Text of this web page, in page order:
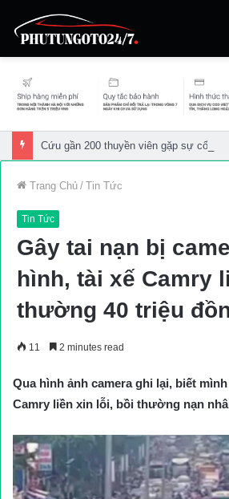
Cứu gần 200 thuyền viên gặp sự cố trên
Trang Chủ / Tin Tức
Tin Tức
Gây tai nạn bị
hình, tài xế Camry
thường 40 triệu
11 2 minutes read
Qua hình ảnh camera ghi lại, biết
Camry liền xin lỗi, bồi thường nạn